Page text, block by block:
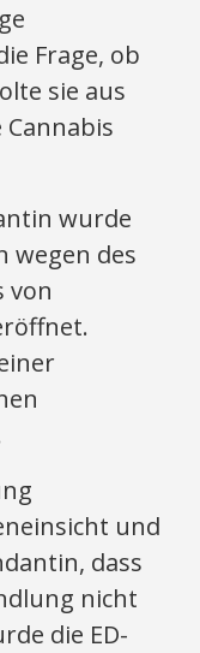
Frage, ob
sie aus
wurde
wegen des
von
und
dass
nicht
die ED-